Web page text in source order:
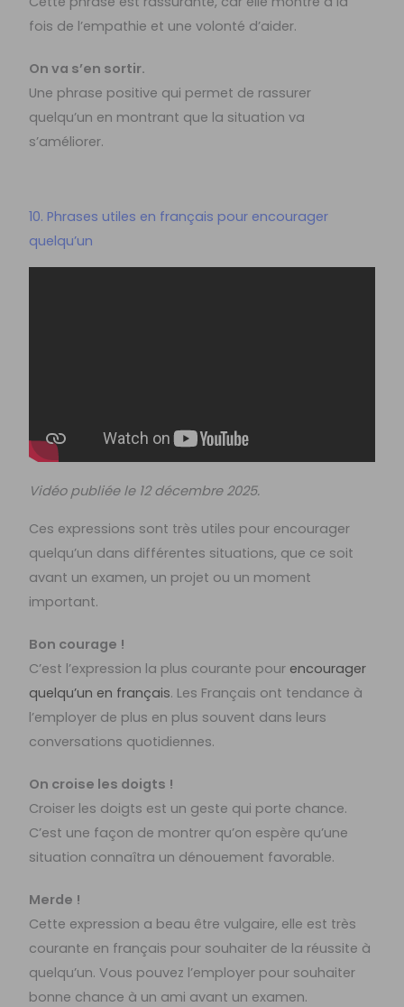
fois de l’empathie et une volonté d’aider.
On va s’en sortir.
Une phrase positive qui permet de rassurer
quelqu’un en montrant que la situation va
s’améliorer.
10. Phrases utiles en français pour encourager
quelqu’un
Vidéo publiée le 12 décembre 2025.
Ces expressions sont très utiles pour encourager
quelqu’un dans différentes situations, que ce soit
avant un examen, un projet ou un moment
important.
Bon courage !
C’est l’expression la plus courante pour encourager
quelqu’un en français. Les Français ont tendance à
l’employer de plus en plus souvent dans leurs
conversations quotidiennes.
On croise les doigts !
Croiser les doigts est un geste qui porte chance.
C’est une façon de montrer qu’on espère qu’une
situation connaîtra un dénouement favorable.
Merde !
Cette expression a beau être vulgaire, elle est très
courante en français pour souhaiter de la réussite à
quelqu’un. Vous pouvez l’employer pour souhaiter
bonne chance à un ami avant un examen.